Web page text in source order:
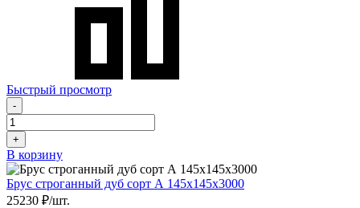
Быстрый просмотр
-
+
В корзину
Брус строганный дуб сорт А 145х145х3000
25230 ₽/шт.